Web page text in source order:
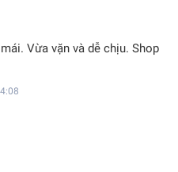
Vừa vặn và dễ chịu. Shop